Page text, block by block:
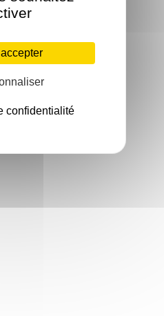
confidentialité